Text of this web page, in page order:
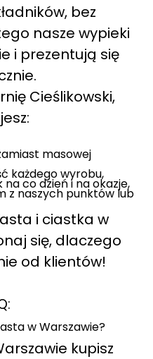
bez
nasze wypieki
i prezentują się
Cieślikowski,
masowej
każdego wyrobu,
co dzień i na okazje,
z naszych punktów lub
i ciastka w
się, dlaczego
od klientów!
w Warszawie?
kupisz